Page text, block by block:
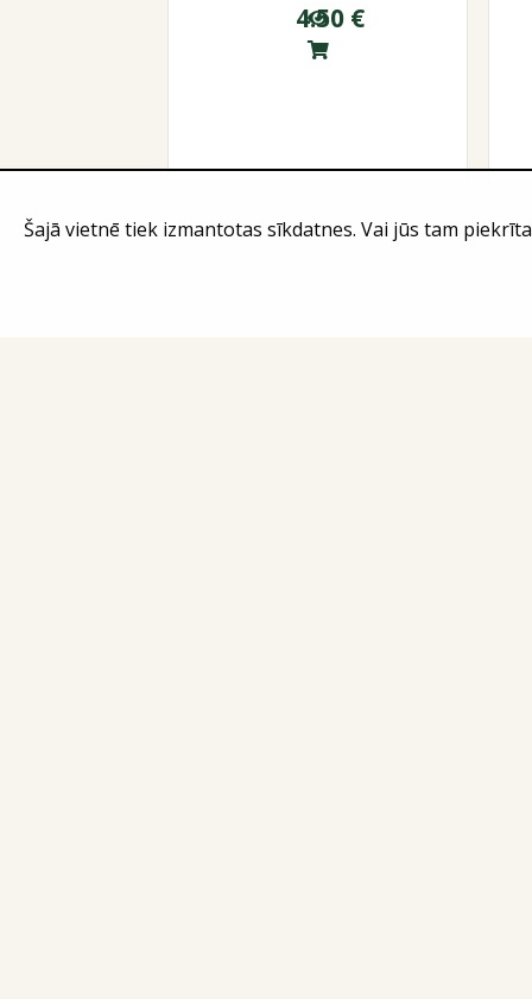
4.50 €
Šajā vietnē tiek izmantotas sīkdatnes. Vai jūs tam